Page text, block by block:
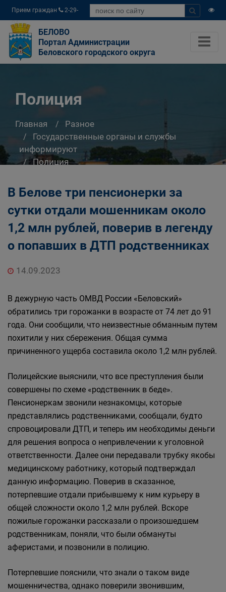
Прием граждан
2-29-
04
БЕЛОВО
Портал Администрации
Беловского городского округа
Полиция
Главная
Разное
Государственные органы и службы
информируют
Полиция
В Белове три пенсионерки за
сутки отдали мошенникам около
1,2 млн рублей, поверив в легенду
о попавших в ДТП родственниках
14.09.2023
В дежурную часть ОМВД России «Беловский»
обратились три горожанки в возрасте от 74 лет до 91
года. Они сообщили, что неизвестные обманным путем
похитили у них сбережения. Общая сумма
причиненного ущерба составила около 1,2 млн рублей.
Полицейские выяснили, что все преступления были
совершены по схеме «родственник в беде».
Пенсионеркам звонили незнакомцы, которые
представлялись родственниками, сообщали, будто
спровоцировали ДТП, и теперь им необходимы деньги
для решения вопроса о непривлечении к уголовной
ответственности. Далее они передавали трубку якобы
медицинскому работнику, который подтверждал
данную информацию. Поверив в сказанное,
потерпевшие отдали прибывшему к ним курьеру в
общей сложности около 1,2 млн рублей. Вскоре
пожилые горожанки рассказали о произошедшем
родственникам, поняли, что были обмануты
аферистами, и позвонили в полицию.
Потерпевшие пояснили, что знали о таком виде
мошенничества, однако поверили звонившим,